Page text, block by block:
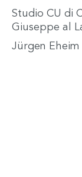
Studio CU di
Giuseppe al
Jürgen Eheim